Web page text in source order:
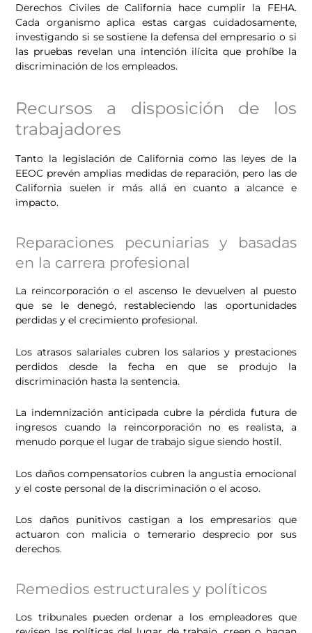
Derechos Civiles de California hace cumplir la FEHA.
Cada organismo aplica estas cargas cuidadosamente,
investigando si se sostiene la defensa del empresario o si
las pruebas revelan una intención ilícita que prohíbe la
discriminación de los empleados.
Recursos a disposición de los
trabajadores
Tanto la legislación de California como las leyes de la
EEOC prevén amplias medidas de reparación, pero las de
California suelen ir más allá en cuanto a alcance e
impacto.
Reparaciones pecuniarias y basadas
en la carrera profesional
La reincorporación o el ascenso le devuelven al puesto
que se le denegó, restableciendo las oportunidades
perdidas y el crecimiento profesional.
Los atrasos salariales cubren los salarios y prestaciones
perdidos desde la fecha en que se produjo la
discriminación hasta la sentencia.
La indemnización anticipada cubre la pérdida futura de
ingresos cuando la reincorporación no es realista, a
menudo porque el lugar de trabajo sigue siendo hostil.
Los daños compensatorios cubren la angustia emocional
y el coste personal de la discriminación o el acoso.
Los daños punitivos castigan a los empresarios que
actuaron con malicia o temerario desprecio por sus
derechos.
Remedios estructurales y políticos
Los tribunales pueden ordenar a los empleadores que